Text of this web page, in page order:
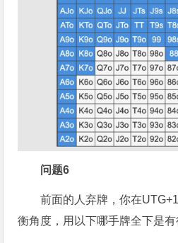
问题6
前面的人弃牌，你在
衡角度，用以下哪手牌全下是有